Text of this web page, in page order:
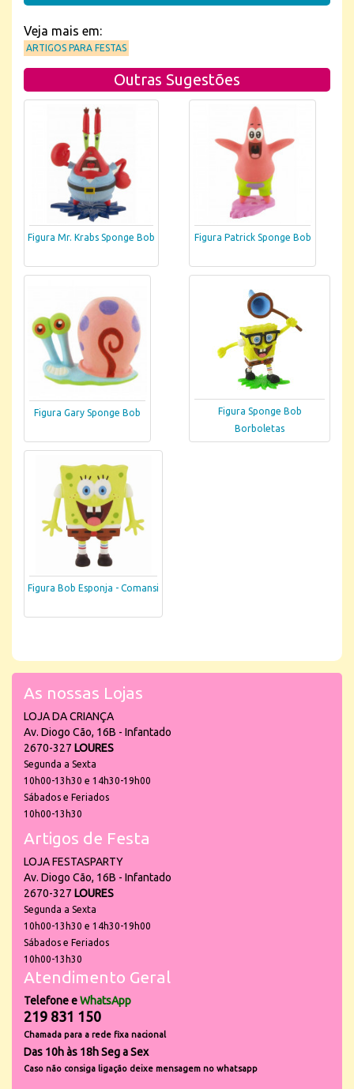
Veja mais em:
ARTIGOS PARA FESTAS
Outras Sugestões
Figura Mr. Krabs Sponge Bob Figura Patrick Sponge Bob
Figura Gary Sponge Bob
Figura Sponge Bob
Borboletas
Figura Bob Esponja - Comansi
As nossas Lojas
LOJA DA CRIANÇA
Av. Diogo Cão, 16B - Infantado
2670-327 LOURES
Segunda a Sexta
10h00-13h30 e 14h30-19h00
Sábados e Feriados
10h00-13h30
Artigos de Festa
LOJA FESTASPARTY
Av. Diogo Cão, 16B - Infantado
2670-327 LOURES
Segunda a Sexta
10h00-13h30 e 14h30-19h00
Sábados e Feriados
10h00-13h30
Atendimento Geral
Telefone eWhatsApp
219 831 150
Chamada para a rede fixa nacional
Das 10h às 18h Seg a Sex
Caso não consiga ligação deixe mensagem no whatsapp